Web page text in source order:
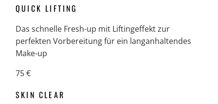
QUICK LIFTING
Das schnelle Fresh-up mit Liftingeffekt zur
perfekten Vorbereitung für ein langanhaltendes
Make-up
75 €
SKIN CLEAR